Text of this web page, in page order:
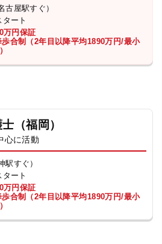
古屋駅すぐ）
ート
万円保証
合制（2年目以降平均1890万円/最小
（福岡）
心に活動
駅すぐ）
ート
万円保証
合制（2年目以降平均1890万円/最小